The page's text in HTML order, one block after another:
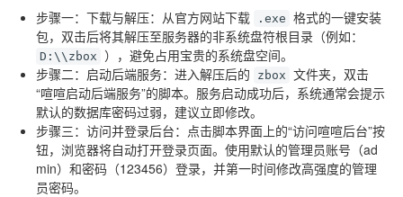
步骤一：下载与解压：从官方网站下载 .exe 格式的一键安装
包，双击后将其解压至服务器的非系统盘符根目录（例如：
D:\\zbox
），避免占用宝贵的系统盘空间。
步骤二：启动后端服务：进入解压后的 zbox 文件夹，双击
“喧喧启动后端服务”的脚本。服务启动成功后，系统通常会提示
默认的数据库密码过弱，建议立即修改。
步骤三：访问并登录后台：点击脚本界面上的“访问喧喧后台”按
钮，浏览器将自动打开登录页面。使用默认的管理员账号（ad
min）和密码（123456）登录，并第一时间修改高强度的管理
员密码。